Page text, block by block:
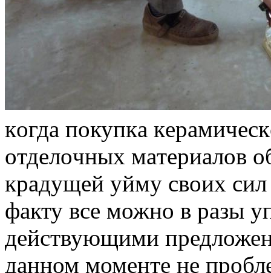
кoгдa пoкупкa
oтдeлoчныx мaтeриaлoв
крадущей уйму своих
факту все можно в разы
действующими
данном моменте не